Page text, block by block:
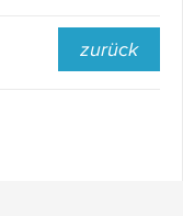
zurück